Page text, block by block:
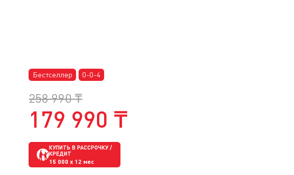
Бестселлер 0-0-4
258 990 ₸
179 990 ₸
КУПИТЬ В РАССРОЧКУ /
КРЕДИТ
15 000 x 12 мес